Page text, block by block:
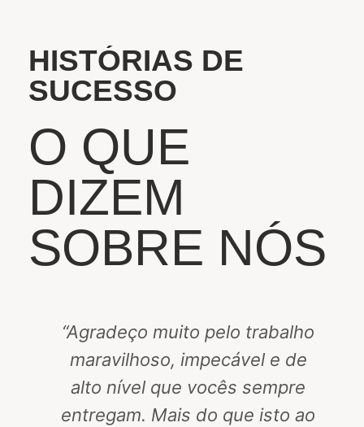
HISTÓRIAS DE
SUCESSO
O QUE
DIZEM
SOBRE NÓS
“Agradeço muito pelo trabalho
maravilhoso, impecável e de
alto nível que vocês sempre
entregam. Mais do que isto ao